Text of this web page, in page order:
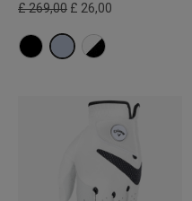
£ 269,00 £ 26,00